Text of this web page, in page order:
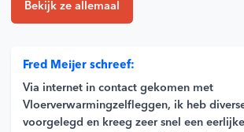
Bekijk ze allemaal
Fred Meijer schreef:
Via internet in contact gekomen met
Vloerverwarmingzelfleggen, ik heb
voorgelegd en kreeg zeer snel een